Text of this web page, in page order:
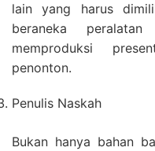
lain yang harus
beraneka
memproduksi
penonton.
Penulis Naskah
Bukan hanya bahan